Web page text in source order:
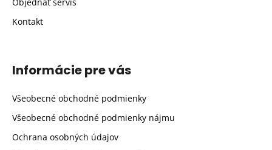
Objednať servis
Kontakt
Informácie pre vás
Všeobecné obchodné podmienky
Všeobecné obchodné podmienky nájmu
Ochrana osobných údajov